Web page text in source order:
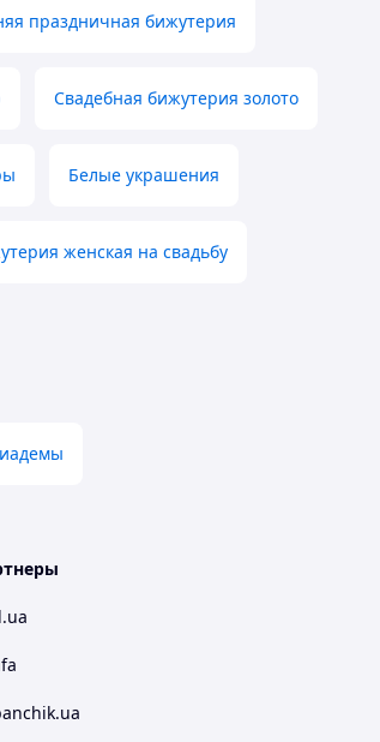
праздничная бижутерия
Свадебная бижутерия золото
Белые украшения
женская на свадьбу